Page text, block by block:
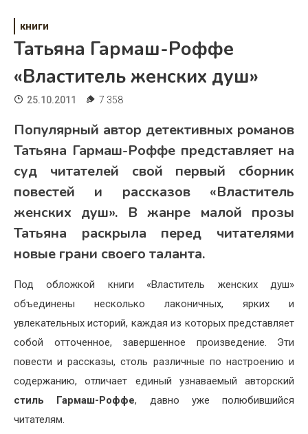
Жизнь
Хобби
Красота
Недвижимость
книги
Татьяна Гармаш-Роффе
«Властитель женских душ»
25.10.2011 7 358
Популярный автор детективных романов
Татьяна Гармаш-Роффе представляет на
суд читателей свой первый сборник
повестей и рассказов «Властитель
женских душ». В жанре малой прозы
Татьяна раскрыла перед читателями
новые грани своего таланта.
Под обложкой книги «Властитель женских душ»
объединены несколько лаконичных, ярких и
увлекательных историй, каждая из которых представляет
собой отточенное, завершенное произведение. Эти
повести и рассказы, столь различные по настроению и
содержанию, отличает единый узнаваемый авторский
стиль Гармаш-Роффе, давно уже полюбившийся
читателям.